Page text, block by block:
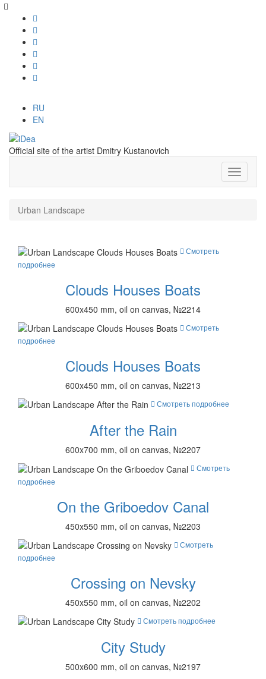
RU
EN
Official site of the artist Dmitry Kustanovich
Urban Landscape
Смотреть
подробнее
Clouds Houses Boats
600x450 mm, oil on canvas, №2214
Смотреть
подробнее
Clouds Houses Boats
600x450 mm, oil on canvas, №2213
Смотреть подробнее
After the Rain
600x700 mm, oil on canvas, №2207
Смотреть
подробнее
On the Griboedov Canal
450x550 mm, oil on canvas, №2203
Смотреть
подробнее
Crossing on Nevsky
450x550 mm, oil on canvas, №2202
Смотреть подробнее
City Study
500x600 mm, oil on canvas, №2197